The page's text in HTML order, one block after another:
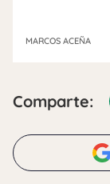
MARCOS ACEÑA
Comparte: